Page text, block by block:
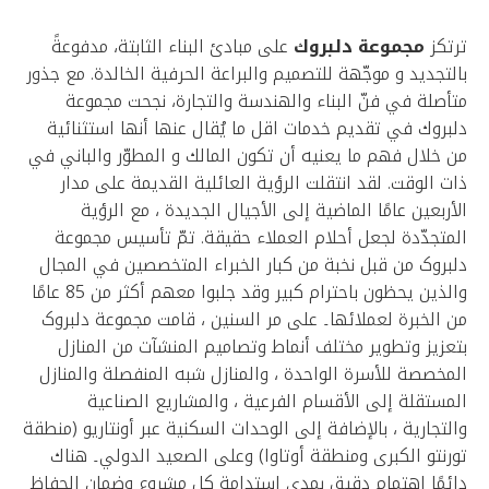
ترتكز مجموعة دلبروك على مبادئ البناء الثابتة، مدفوعةً
بالتجديد و موجّهة للتصميم والبراعة الحرفية الخالدة. مع جذور
متأصلة في فنّ البناء والهندسة والتجارة، نجحت مجموعة
دلبروك في تقديم خدمات اقل ما يُقال عنها أنها استثنائية
من خلال فهم ما يعنيه أن تكون المالك و المطوّر والباني في
ذات الوقت. لقد انتقلت الرؤية العائلية القديمة على مدار
الأربعين عامًا الماضية إلى الأجيال الجديدة ، مع الرؤية
المتجدّدة لجعل أحلام العملاء حقيقة. تمّ تأسيس مجموعة
دلبروک من قبل نخبة من كبار الخبراء المتخصصين في المجال
والذين يحظون باحترام كبير وقد جلبوا معهم أكثر من 85 عامًا
من الخبرة لعملائها۔ على مر السنين ، قامت مجموعة دلبروک
بتعزيز وتطوير مختلف أنماط وتصاميم المنشآت من المنازل
المخصصة للأسرة الواحدة ، والمنازل شبه المنفصلة والمنازل
المستقلة إلى الأقسام الفرعية ، والمشاريع الصناعية
والتجارية ، بالإضافة إلى الوحدات السكنية عبر أونتاريو (منطقة
تورنتو الكبرى ومنطقة أوتاوا) وعلى الصعيد الدولي۔ هناك